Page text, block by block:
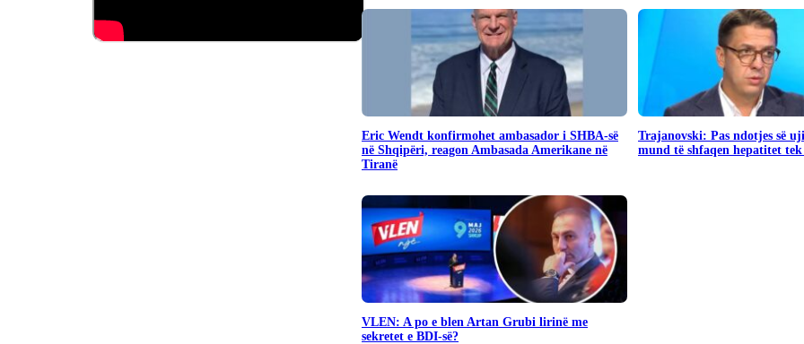
Eric Wendt konfirmohet ambasador i SHBA-së
në Shqipëri, reagon Ambasada Amerikane në
Tiranë
Trajanovski: Pas ndotjes së
mund të shfaqen hepatitet
VLEN: A po e blen Artan Grubi lirinë me
sekretet e BDI-së?